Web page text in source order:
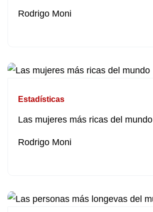
Rodrigo Moni
Estadísticas
Las mujeres más ricas del mundo
Rodrigo Moni